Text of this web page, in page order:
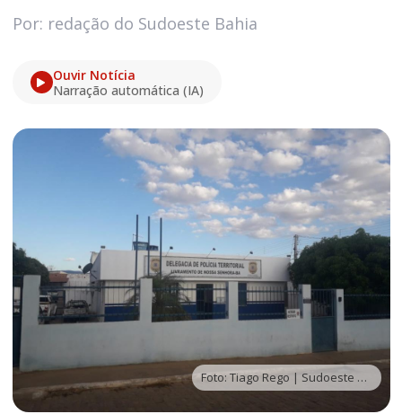
Por: redação do Sudoeste Bahia
Ouvir Notícia
Narração automática (IA)
Foto: Tiago Rego | Sudoeste Bahia